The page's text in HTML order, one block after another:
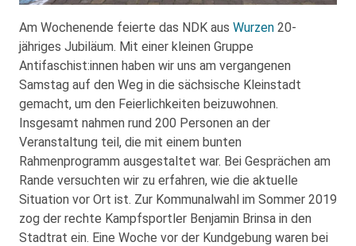
Am Wochenende feierte das NDK aus Wurzen 20-
jähriges Jubiläum. Mit einer kleinen Gruppe
Antifaschist:innen haben wir uns am vergangenen
Samstag auf den Weg in die sächsische Kleinstadt
gemacht, um den Feierlichkeiten beizuwohnen.
Insgesamt nahmen rund 200 Personen an der
Veranstaltung teil, die mit einem bunten
Rahmenprogramm ausgestaltet war. Bei Gesprächen am
Rande versuchten wir zu erfahren, wie die aktuelle
Situation vor Ort ist. Zur Kommunalwahl im Sommer 2019
zog der rechte Kampfsportler Benjamin Brinsa in den
Stadtrat ein. Eine Woche vor der Kundgebung waren bei